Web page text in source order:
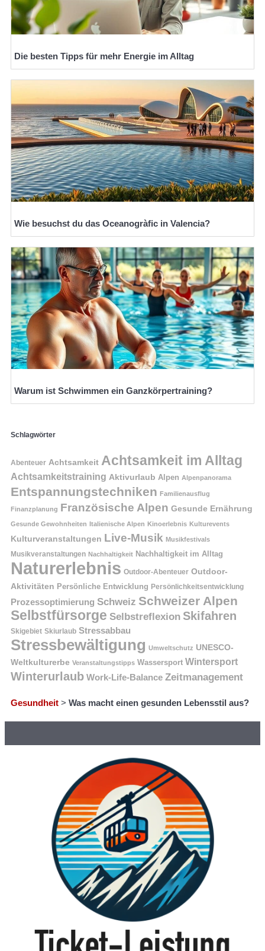
Die besten Tipps für mehr Energie im Alltag
Wie besuchst du das Oceanogràfic in Valencia?
Warum ist Schwimmen ein Ganzkörpertraining?
Schlagwörter
Abenteuer Achtsamkeit Achtsamkeit im Alltag
Achtsamkeitstraining Aktivurlaub Alpen Alpenpanorama
Entspannungstechniken Familienausflug
Finanzplanung Französische Alpen Gesunde Ernährung
Gesunde Gewohnheiten Italienische Alpen Kinoerlebnis Kulturevents
Kulturveranstaltungen Live-Musik Musikfestivals
Musikveranstaltungen Nachhaltigkeit Nachhaltigkeit im Alltag
Naturerlebnis Outdoor-Abenteuer Outdoor-
Aktivitäten Persönliche Entwicklung Persönlichkeitsentwicklung
Prozessoptimierung Schweiz Schweizer Alpen
Selbstfürsorge Selbstreflexion Skifahren
Skigebiet Skiurlaub Stressabbau
Stressbewältigung Umweltschutz UNESCO-
Weltkulturerbe Veranstaltungstipps Wassersport Wintersport
Winterurlaub Work-Life-Balance Zeitmanagement
Gesundheit > Was macht einen gesunden Lebensstil aus?